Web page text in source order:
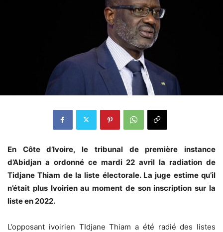
En Côte d’Ivoire, le tribunal de première instance
d’Abidjan a ordonné ce mardi 22 avril la radiation de
Tidjane Thiam de la liste électorale. La juge estime qu’il
n’était plus Ivoirien au moment de son inscription sur la
liste en 2022.
L’opposant ivoirien TIdjane Thiam a été radié des listes